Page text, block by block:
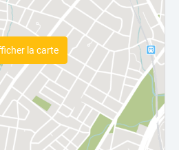
la carte